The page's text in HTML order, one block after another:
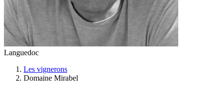
Languedoc
Les vignerons
Domaine Mirabel